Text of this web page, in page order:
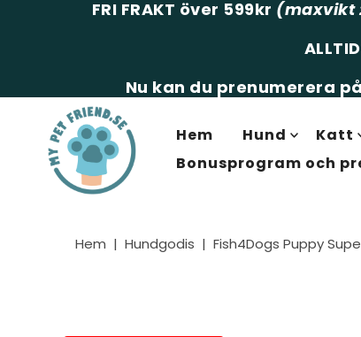
FRI FRAKT över 599kr (maxvikt
Nu kan du prenumerera
Hem Hund Katt
Bonusprogram och
Hem | Hundgodis | Fish4Dogs Puppy